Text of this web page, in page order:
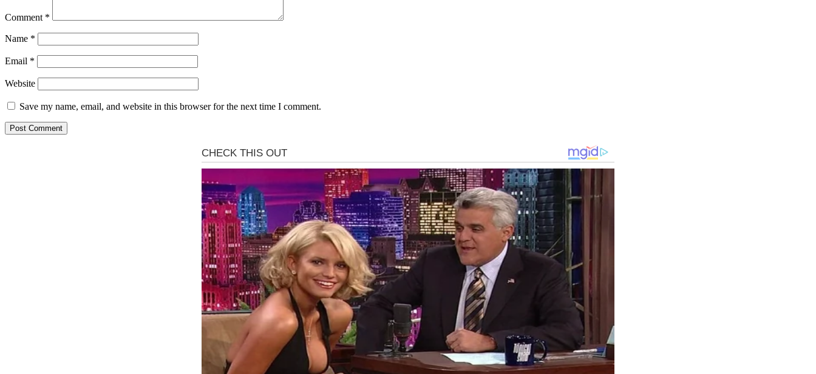
Comment *
Name *
Email *
Website
Save my name, email, and website in this browser for the next time I comment.